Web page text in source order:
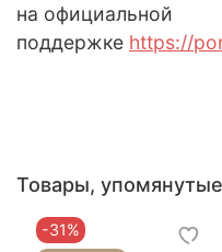
на официальной
поддержке https://
Товары, упомянутые
-31%